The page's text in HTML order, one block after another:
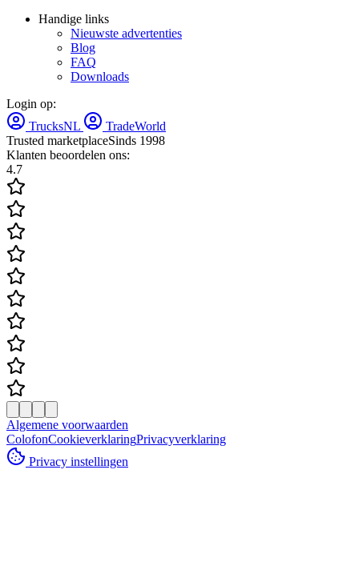
Handige links
Nieuwste advertenties
Blog
FAQ
Downloads
Login op:
TrucksNL
TradeWorld
Trusted marketplaceSinds 1998
Klanten beoordelen ons:
4.7
Algemene voorwaarden
ColofonCookieverklaringPrivacyverklaring
Privacy instellingen